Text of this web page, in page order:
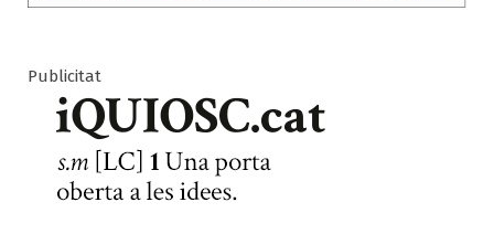
Publicitat